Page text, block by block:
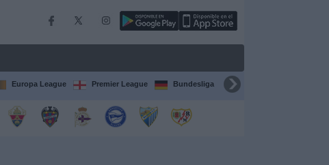
Europa League Premier League Bundesliga Supercopa de España